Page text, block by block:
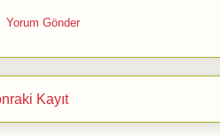
Yorum Gönder
Kayıt